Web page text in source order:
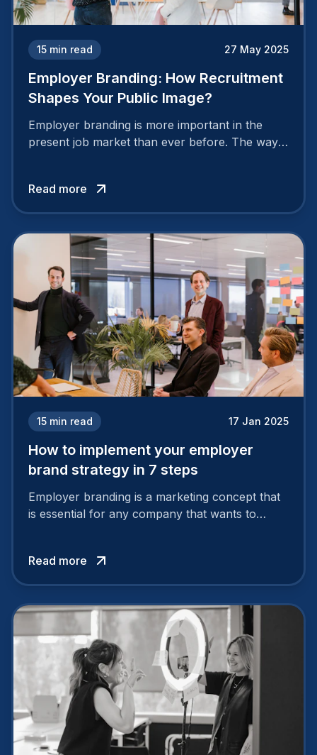
15 min read 27 May 2025
Employer Branding: How Recruitment
Shapes Your Public Image?
Employer branding is more important in the
present job market than ever before. The way
Read more
15 min read 17 Jan 2025
How to implement your employer
brand strategy in 7 steps
Employer branding is a marketing concept that
is essential for any company that wants to
solid and positive employer brand are clear, you
cannot simply wave a magic wand for it to be
Read more